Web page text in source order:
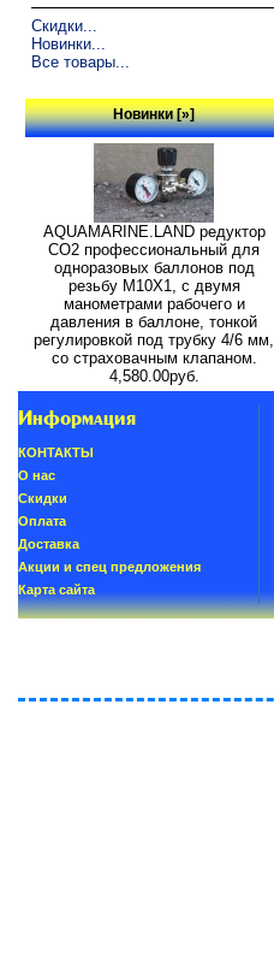
Скидки...
Новинки...
Все товары...
Новинки [»]
AQUAMARINE.LAND редуктор
СО2 профессиональный для
одноразовых баллонов под
резьбу M10X1, с двумя
манометрами рабочего и
давления в баллоне, тонкой
регулировкой под трубку 4/6 мм,
со страховачным клапаном.
4,580.00руб.
Информация
КОНТАКТЫ
О нас
Скидки
Oплатa
Доставка
Акции и спец предложения
Карта сайта